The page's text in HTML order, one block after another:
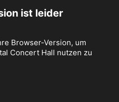
ist leider
Browser-Version, um
Concert Hall nutzen zu